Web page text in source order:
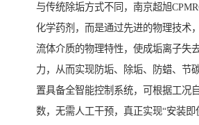
与传统除垢方式不同，南京超旭
化学药剂，而是通过先进的物理技术
流体介质的物理特性，使成垢离子失
力，从而实现防垢、除垢、防蜡、节
置具备全智能控制系统，可根据工况
数，无需人工干预，真正实现“安装